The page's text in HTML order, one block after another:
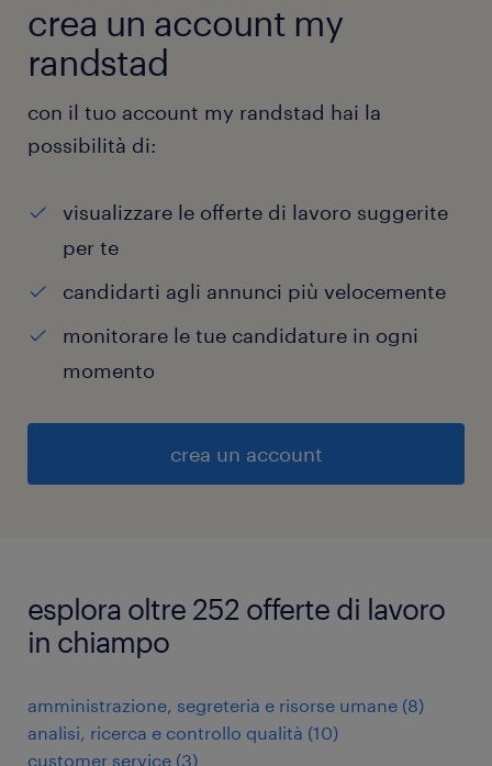
crea un account my
randstad
con il tuo account my randstad hai la
possibilità di:
visualizzare le offerte di lavoro suggerite
per te
candidarti agli annunci più velocemente
monitorare le tue candidature in ogni
momento
crea un account
esplora oltre 252 offerte di lavoro
in chiampo
amministrazione, segreteria e risorse umane (8)
analisi, ricerca e controllo qualità (10)
customer service (3)